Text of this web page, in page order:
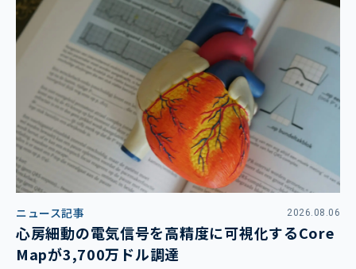
ニュース記事 2026.08.06
心房細動の電気信号を高精度に可視化するCore
Mapが3,700万ドル調達